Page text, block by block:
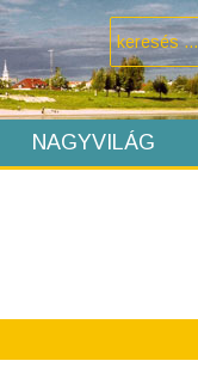
NAGYVILÁG